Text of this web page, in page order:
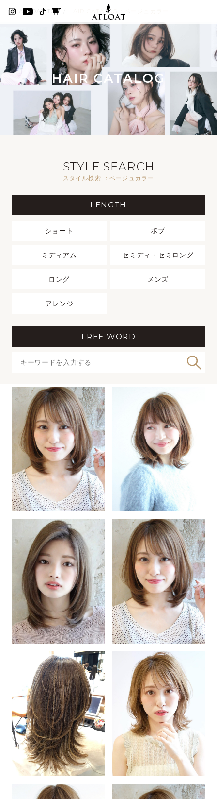
AFLOAT TOP HAIR CATALOG：ベージュカラー
HAIR CATALOG
STYLE SEARCH
スタイル検索 ：ベージュカラー
LENGTH
ショート ボブ
ミディアム セミディ・セミロング
ロング メンズ
アレンジ
FREE WORD